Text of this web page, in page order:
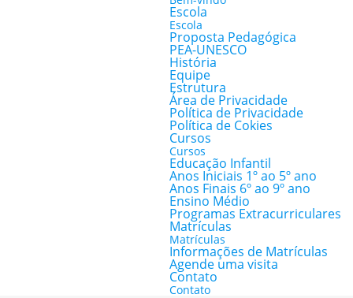
Escola
Escola
Proposta Pedagógica
PEA-UNESCO
História
Equipe
Estrutura
Área de Privacidade
Política de Privacidade
Política de Cokies
Cursos
Cursos
Educação Infantil
Anos Iniciais 1º ao 5º ano
Anos Finais 6º ao 9º ano
Ensino Médio
Programas Extracurriculares
Matrículas
Matrículas
Informações de Matrículas
Agende uma visita
Contato
Contato